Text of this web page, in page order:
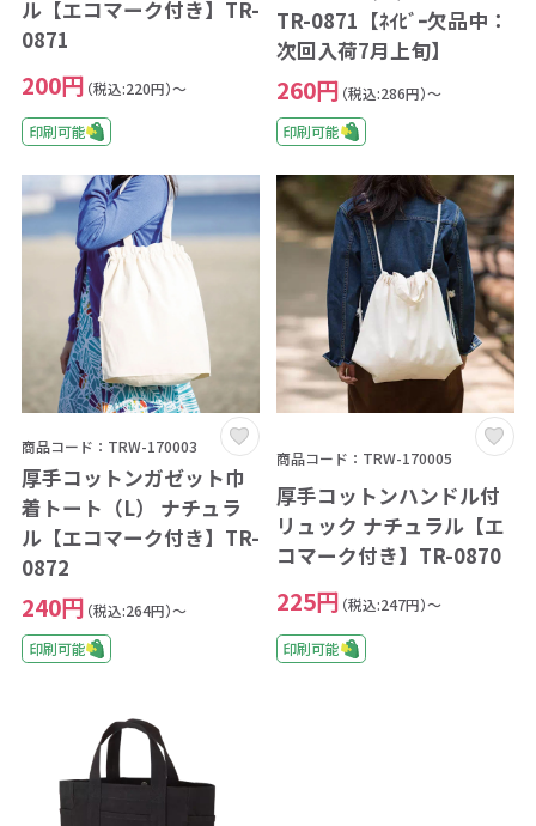
ル【エコマーク付き】TR-
0871
200円 （税込:220円）～
印刷可能
TR-0871【ﾈｲﾋﾞｰ欠品中：
次回入荷7月上旬】
260円 （税込:286円）～
印刷可能
商品コード：TRW-170003
厚手コットンガゼット巾
着トート（L） ナチュラ
ル【エコマーク付き】TR-
0872
240円 （税込:264円）～
印刷可能
商品コード：TRW-170005
厚手コットンハンドル付
リュック ナチュラル【エ
コマーク付き】TR-0870
225円 （税込:247円）～
印刷可能